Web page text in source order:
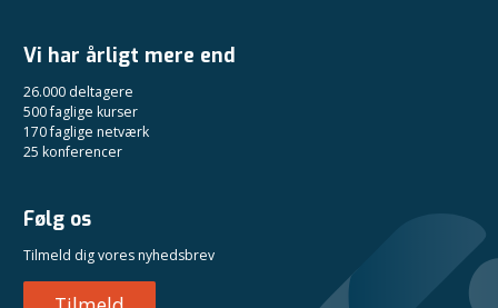
Vi har årligt mere end
26.000 deltagere
500 faglige kurser
170 faglige netværk
25 konferencer
Følg os
Tilmeld dig vores nyhedsbrev